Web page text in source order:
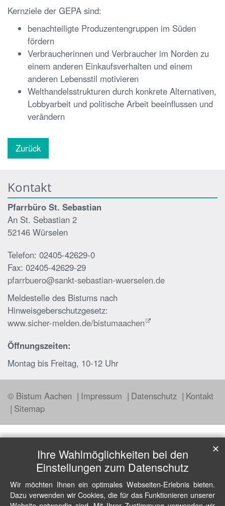
Kernziele der GEPA sind:
benachteiligte Produzentengruppen im Süden
fördern
Verbraucherinnen und Verbraucher im Norden zu
einem anderen Einkaufsverhalten und einem
anderen Lebensstil motivieren
Welthandelsstrukturen durch konkrete Alternativen,
Lobbyarbeit und politische Arbeit beeinflussen und
verändern
Zurück
Kontakt
Pfarrbüro St. Sebastian
An St. Sebastian 2
52146 Würselen
Telefon: 02405-42629-0
Fax: 02405-42629-29
pfarrbuero@sankt-sebastian-wuerselen.de
Meldestelle des Bistums nach
Hinweisgeberschutzgesetz:
www.sicher-melden.de/bistumaachen
Öffnungszeiten:
Montag bis Freitag, 10-12 Uhr
© Bistum Aachen Impressum Datenschutz
Kontakt
Sitemap
Ihre Wahlmöglichkeiten bei den
Einstellungen zum Datenschutz
Wir möchten Ihnen ein optimales Webseiten-Erlebnis bieten.
Dazu verwenden wir Cookies, die für das Funktionieren unserer
✕